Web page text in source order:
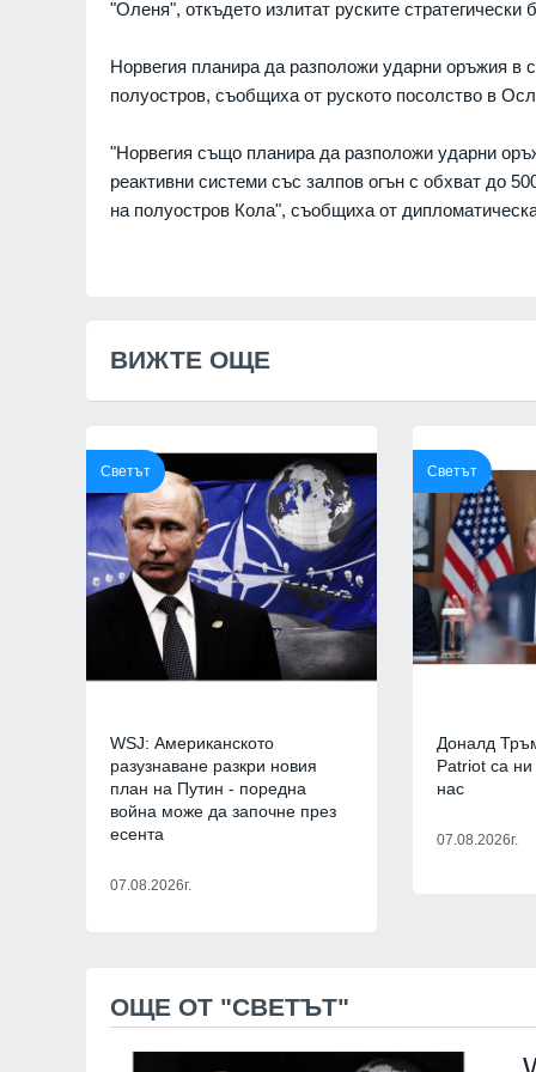
"Оленя", откъдето излитат руските стратегически
Норвегия планира да разположи ударни оръжия в
полуостров, съобщиха от руското посолство в
"Норвегия също планира да разположи ударни
реактивни системи със залпов огън с обхват до
на полуостров Кола", съобщиха от
ВИЖТЕ ОЩЕ
Светът
WSJ: Американското
разузнаване разкри новия
план на Путин - поредна
война може да започне през
есента
07.08.2026г.
Светът
Доналд
Patriot са
нас
07.08.2026г.
ОЩЕ ОТ "СВЕТЪТ"
Украйна - едва 18 %
07.08.2026г.
максималните до
07.08.2026г.
Русия се готви да удари
дронове: Литовското
разкри подробности
Почина един
- д-р Георги
"Пирогов"
Новото издание
Столичната
библиотеки 2026"
Южния парк
София
превърне в най-
за Путин и Русия
Русия и Украйна
10
Нови